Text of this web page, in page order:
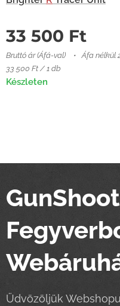
33 500 Ft
Bruttó ár (Áfá-val)
Áfa nélkül
33 500 Ft / 1 db
Készleten
Üdvözöljük